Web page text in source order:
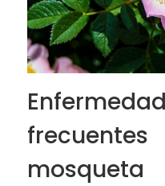
mosqueta